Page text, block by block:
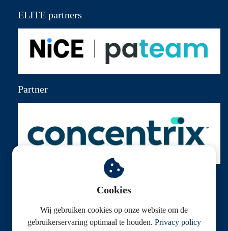
ELITE partners
Partner
© Klantenservice Federatie
Cookies
Wij gebruiken cookies op onze website om de
gebruikerservaring optimaal te houden. Privacy policy